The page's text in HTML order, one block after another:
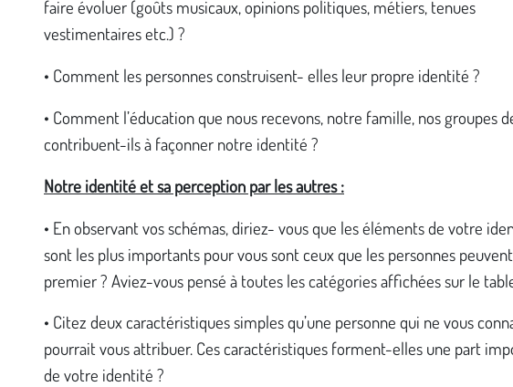
faire évoluer (goûts musicaux, opinions politiques, métiers, tenues
vestimentaires etc.) ?
• Comment les personnes construisent- elles leur propre identité ?
• Comment l’éducation que nous recevons, notre famille, nos groupes
contribuent-ils à façonner notre identité ?
Notre identité et sa perception par les autres :
• En observant vos schémas, diriez- vous que les éléments de votre
sont les plus importants pour vous sont ceux que les personnes
premier ? Aviez-vous pensé à toutes les catégories affichées sur le
• Citez deux caractéristiques simples qu’une personne qui ne vous
pourrait vous attribuer. Ces caractéristiques forment-elles une part
de votre identité ?